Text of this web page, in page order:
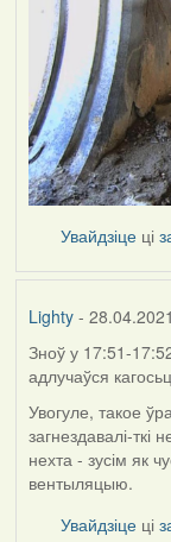
Увайдзіце ці
Lighty-
Зноў у 17:51-
адлучаўся
Увогуле, такое
загнездавалі-ткі
нехта - зусім як
вентыляцыю.
Увайдзіце ці